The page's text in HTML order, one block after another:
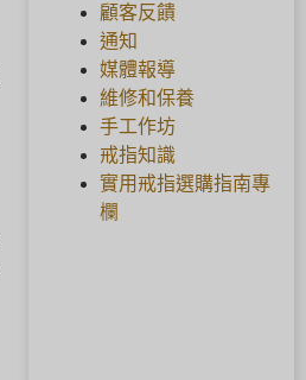
顧客反饋
通知
媒體報導
維修和保養
手工作坊
戒指知識
實用戒指選購指南專
欄